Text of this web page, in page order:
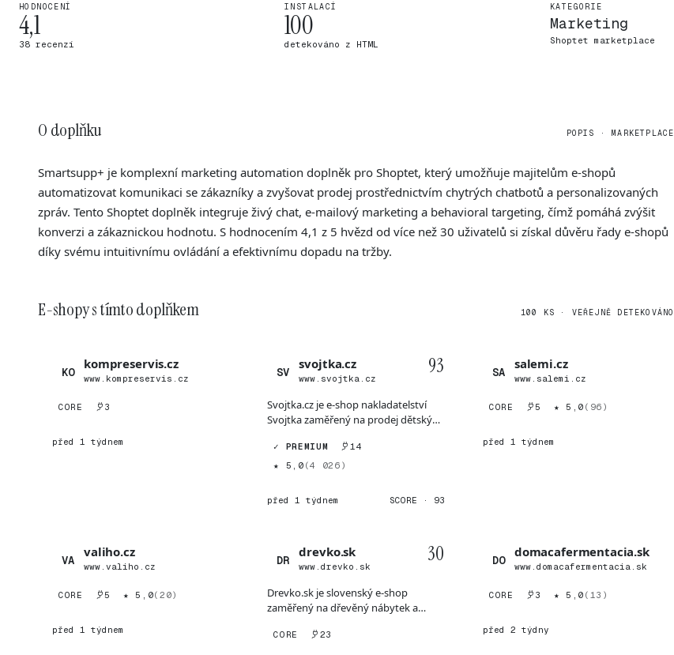
HODNOCENÍ
4,1
38 recenzí
INSTALACÍ
100
detekováno z HTML
KATEGORIE
Marketing
Shoptet marketplace
O doplňku POPIS · MARKETPLACE
Smartsupp+ je komplexní marketing automation doplněk pro Shoptet, který umožňuje majitelům e-shopů
automatizovat komunikaci se zákazníky a zvyšovat prodej prostřednictvím chytrých chatbotů a personalizovaných
zpráv. Tento Shoptet doplněk integruje živý chat, e-mailový marketing a behavioral targeting, čímž pomáhá zvýšit
konverzi a zákaznickou hodnotu. S hodnocením 4,1 z 5 hvězd od více než 30 uživatelů si získal důvěru řady e-shopů
díky svému intuitivnímu ovládání a efektivnímu dopadu na tržby.
E-shopy s tímto doplňkem 100 KS · VEŘEJNĚ DETEKOVÁNO
KO
kompreservis.cz
www.kompreservis.cz
CORE 3
před 1 týdnem
SV
svojtka.cz
www.svojtka.cz
93
Svojtka.cz je e-shop nakladatelství
Svojtka zaměřený na prodej dětských
✓ PREMIUM
14
★ 5,0 (4 026)
před 1 týdnem SCORE · 93
SA
salemi.cz
www.salemi.cz
CORE 5 ★ 5,0 (96)
před 1 týdnem
VA
valiho.cz
www.valiho.cz
CORE 5 ★ 5,0(20)
před 1 týdnem
DR
drevko.sk
www.drevko.sk
30
Drevko.sk je slovenský e-shop
zaměřený na dřevěný nábytek a
CORE 23
DO
domacafermentacia.sk
www.domacafermentacia.sk
CORE 3 ★ 5,0 (13)
před 2 týdny